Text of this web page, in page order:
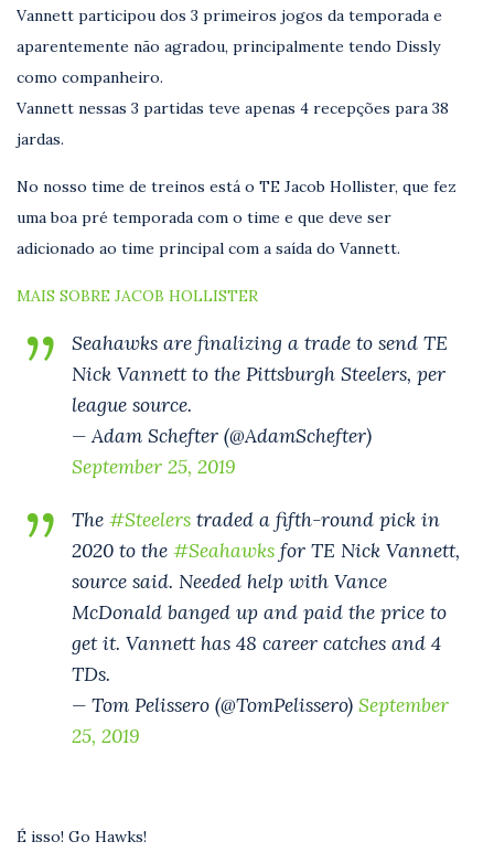
Vannett participou dos 3 primeiros jogos da temporada e
aparentemente não agradou, principalmente tendo Dissly
como companheiro.
Vannett nessas 3 partidas teve apenas 4 recepções para 38
jardas.
No nosso time de treinos está o TE Jacob Hollister, que fez
uma boa pré temporada com o time e que deve ser
adicionado ao time principal com a saída do Vannett.
MAIS SOBRE JACOB HOLLISTER
Seahawks are finalizing a trade to send TE
Nick Vannett to the Pittsburgh Steelers, per
league source.
— Adam Schefter (@AdamSchefter)
September 25, 2019
The #Steelers traded a fifth-round pick in
2020 to the #Seahawks for TE Nick Vannett,
source said. Needed help with Vance
McDonald banged up and paid the price to
get it. Vannett has 48 career catches and 4
TDs.
— Tom Pelissero (@TomPelissero) September
25, 2019
É isso! Go Hawks!